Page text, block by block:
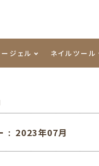
ジェル
ュジェル
ネイルツール
: 2023年07月